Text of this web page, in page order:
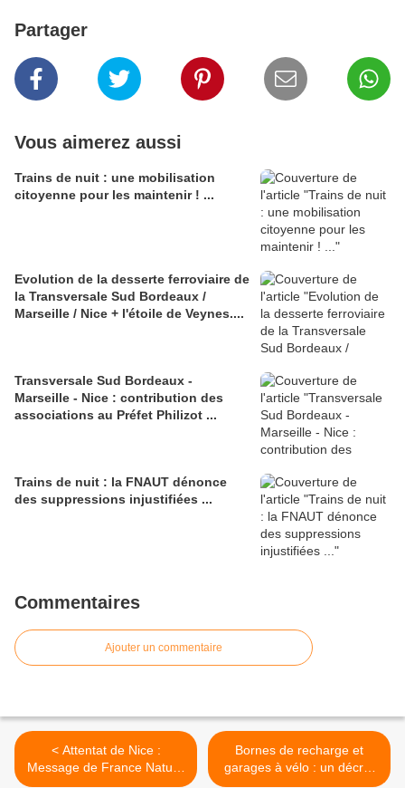
Partager
Vous aimerez aussi
Trains de nuit : une mobilisation
citoyenne pour les maintenir ! ...
Evolution de la desserte ferroviaire de
la Transversale Sud Bordeaux /
Marseille / Nice + l'étoile de Veynes....
Transversale Sud Bordeaux -
Marseille - Nice : contribution des
associations au Préfet Philizot ...
Trains de nuit : la FNAUT dénonce
des suppressions injustifiées ...
Commentaires
Ajouter un commentaire
< Attentat de Nice :
Message de France Nature
Environnement Provence
Bornes de recharge et
garages à vélo : un décret
étend le dispositif ... >